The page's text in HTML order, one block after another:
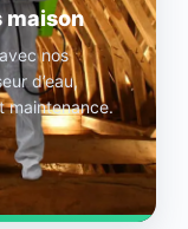
maison
nos
d’eau,
maintenance.